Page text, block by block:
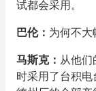
试都会采用。
巴伦： 为何不大
马斯克： 从他们
时采用了台积